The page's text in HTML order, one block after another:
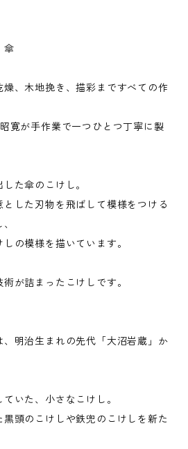
傘
、木地挽き、描彩まですべての作
寛が手作業で一つひとつ丁寧に製
た傘のこけし。
した刃物を飛ばして模様をつける
の模様を描いています。
が詰まったこけしです。
明治生まれの先代「大沼岩蔵」か
いた、小さなこけし。
頭のこけしや鉄兜のこけしを新た